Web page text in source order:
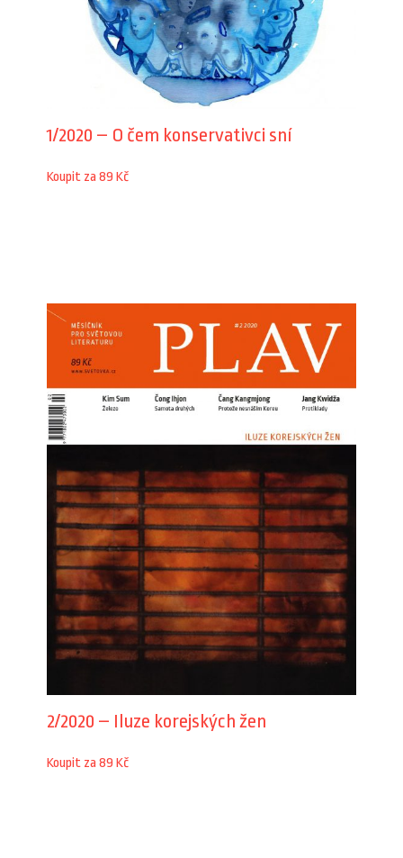
1/2020 – O čem konservativci sní
Koupit za 89 Kč
2/2020 – Iluze korejských žen
Koupit za 89 Kč